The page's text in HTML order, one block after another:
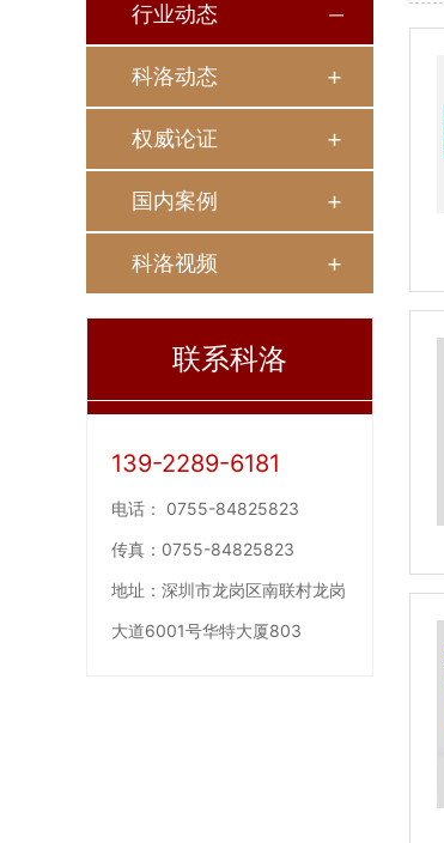
行业动态
科洛动态
权威论证
国内案例
科洛视频
联系科洛
139-2289-6181
电话： 0755-84825823
传真： 0755-84825823
地址： 深圳市龙岗区南联村龙岗
大道6001号华特大厦803